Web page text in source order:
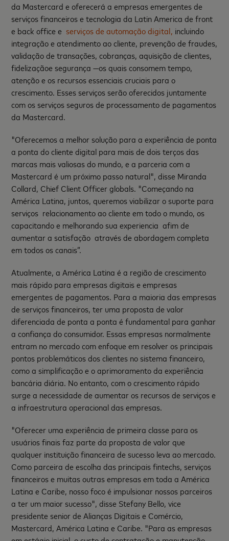
da Mastercard e oferecerá a empresas emergentes de
serviços financeiros e tecnologia da Latin America de front
e back office e serviços de automação digital, incluindo
integração e atendimento ao cliente, prevenção de fraudes,
validação de transações, cobranças, aquisição de clientes,
fidelizaçãoe segurança —os quais consomem tempo,
atenção e os recursos essenciais cruciais para o
crescimento. Esses serviços serão oferecidos juntamente
com os serviços seguros de processamento de pagamentos
da Mastercard.
"Oferecemos a melhor solução para a experiência de ponta
a ponta do cliente digital para mais de dois terços das
marcas mais valiosas do mundo, e a parceria com a
Mastercard é um próximo passo natural", disse Miranda
Collard, Chief Client Officer globals. "Começando na
América Latina, juntos, queremos viabilizar o suporte para
serviços relacionamento ao cliente em todo o mundo, os
capacitando e melhorando sua experiencia afim de
aumentar a satisfação através de abordagem completa
em todos os canais”.
Atualmente, a América Latina é a região de crescimento
mais rápido para empresas digitais e empresas
emergentes de pagamentos. Para a maioria das empresas
de serviços financeiros, ter uma proposta de valor
diferenciada de ponta a ponta é fundamental para ganhar
a confiança do consumidor. Essas empresas normalmente
entram no mercado com enfoque em resolver os principais
pontos problemáticos dos clientes no sistema financeiro,
como a simplificação e o aprimoramento da experiência
bancária diária. No entanto, com o crescimento rápido
surge a necessidade de aumentar os recursos de serviços e
a infraestrutura operacional das empresas.
"Oferecer uma experiência de primeira classe para os
usuários finais faz parte da proposta de valor que
qualquer instituição financeira de sucesso leva ao mercado.
Como parceira de escolha das principais fintechs, serviços
financeiros e muitas outras empresas em toda a América
Latina e Caribe, nosso foco é impulsionar nossos parceiros
a ter um maior sucesso", disse Stefany Bello, vice
presidente senior de Alianças Digitais e Comércio,
Mastercard, América Latina e Caribe. "Para as empresas